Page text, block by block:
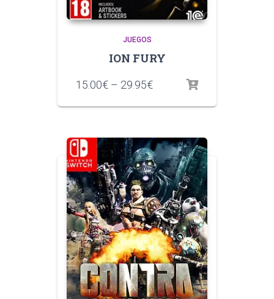
JUEGOS
ION FURY
15.00€ – 29.95€